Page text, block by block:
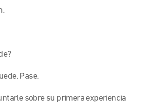
Pase.
sobre su primera experiencia